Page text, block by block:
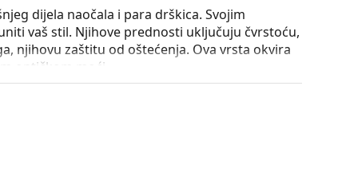
dijela naočala i para drškica. Svojim
vaš stil. Njihove prednosti uključuju čvrstoću,
njihovu zaštitu od oštećenja. Ova vrsta okvira
optičkom moći.